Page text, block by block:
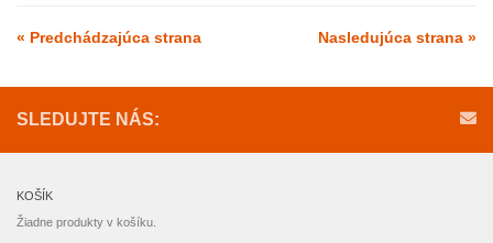
« Predchádzajúca strana Nasledujúca strana »
SLEDUJTE NÁS:
KOŠÍK
Žiadne produkty v košíku.